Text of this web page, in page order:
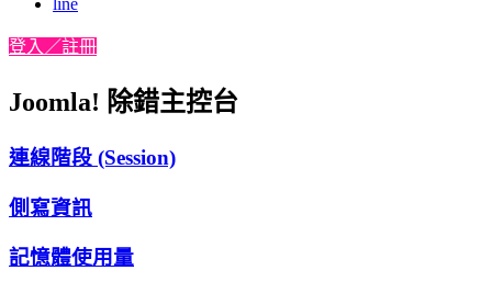
line
登入／註冊
Joomla! 除錯主控台
連線階段 (Session)
側寫資訊
記憶體使用量